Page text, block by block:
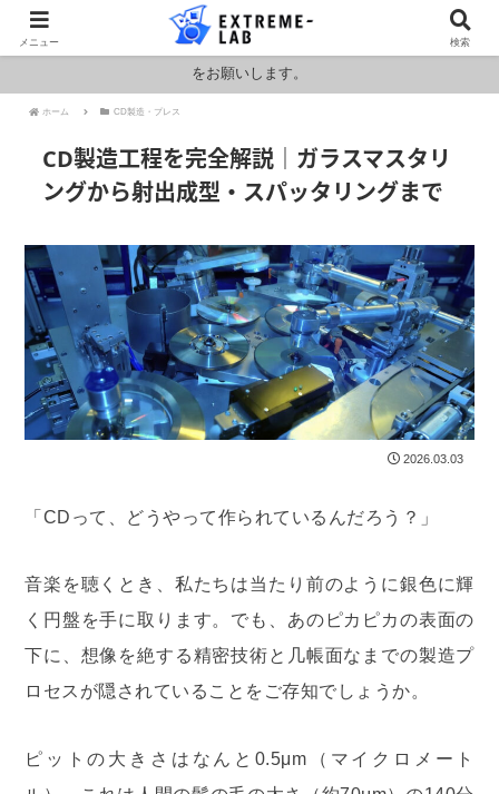
ロシア・ウクライナおよびアメリカ・イランの情勢により燃料および原料
価格が高騰しております。HPの金額と料金が異なりますのでお見積もり
をお願いします。
ホーム CD製造・プレス
CD製造工程を完全解説｜ガラスマスタリ
ングから射出成型・スパッタリングまで
2026.03.03
「CDって、どうやって作られているんだろう？」
音楽を聴くとき、私たちは当たり前のように銀色に輝
く円盤を手に取ります。でも、あのピカピカの表面の
下に、想像を絶する精密技術と几帳面なまでの製造プ
ロセスが隠されていることをご存知でしょうか。
ピットの大きさはなんと0.5μm（マイクロメート
メニュー 検索